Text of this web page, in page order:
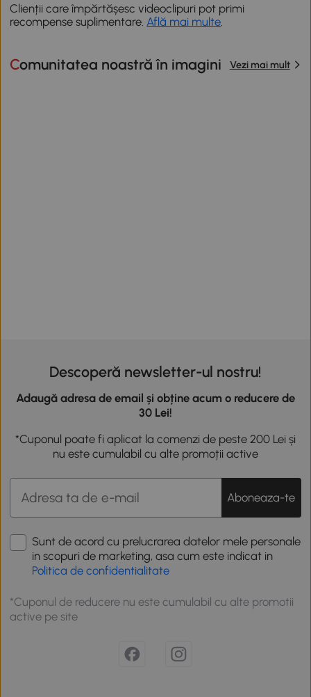
Clienții care împărtășesc videoclipuri pot primi
recompense suplimentare. Află mai multe
Comunitatea noastră în imagini Vezi mai mult
Descoperă newsletter-ul nostru!
Adaugă adresa de email și obține acum o reducere de
30 Lei!
*Cuponul poate fi aplicat la comenzi de peste 200 Lei și
nu este cumulabil cu alte promoții active
Aboneaza-te
Sunt de acord cu prelucrarea datelor mele personale
in scopuri de marketing, asa cum este indicat in
Politica de confidentialitate
*Cuponul de reducere nu este cumulabil cu alte promotii
active pe site